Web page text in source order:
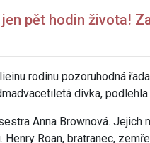
pět hodin života!
rodinu pozoruhodná
dívka, podlehla
Anna Brownová. Jejich
Henry Roan, bratranec,